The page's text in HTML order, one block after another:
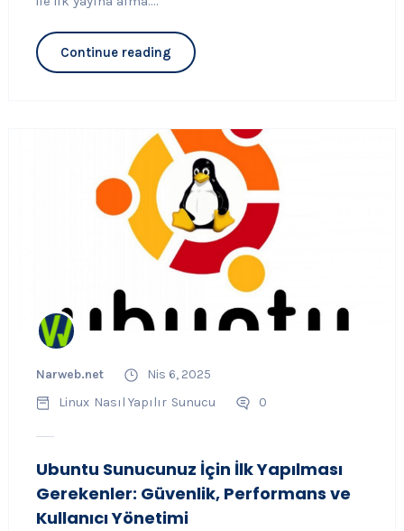
Continue reading
Narweb.net
Nis 6, 2025
Linux Nasıl Yapılır Sunucu 0
Ubuntu Sunucunuz İçin İlk Yapılması
Gerekenler: Güvenlik, Performans ve
Kullanıcı Yönetimi